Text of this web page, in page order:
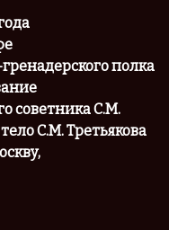
полка
советника С.М.
С.М. Третьякова